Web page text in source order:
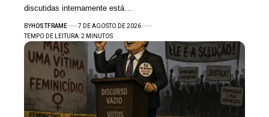
discutidas internamente está…
BYHOSTFRAME
7 DE AGOSTO DE 2026
TEMPO DE LEITURA: 2 MINUTOS